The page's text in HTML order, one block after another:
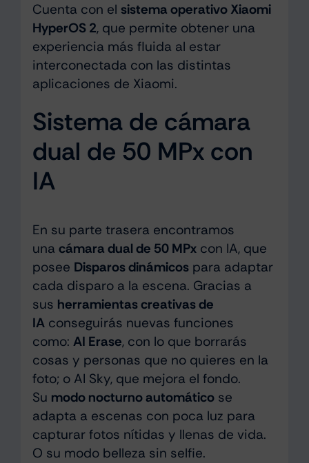
Cuenta con el sistema operativo Xiaomi
HyperOS 2, que permite obtener una
experiencia más fluida al estar
interconectada con las distintas
aplicaciones de Xiaomi.
Sistema de cámara
dual de 50 MPx con
IA
En su parte trasera encontramos
una cámara dual de 50 MPx con IA, que
posee Disparos dinámicospara adaptar
cada disparo a la escena. Gracias a
sus herramientas creativas de
IAconseguirás nuevas funciones
como: AI Erase, con lo que borrarás
cosas y personas que no quieres en la
foto; o AI Sky, que mejora el fondo.
Su modo nocturno automáticose
adapta a escenas con poca luz para
capturar fotos nítidas y llenas de vida.
O su modo belleza sin selfie.